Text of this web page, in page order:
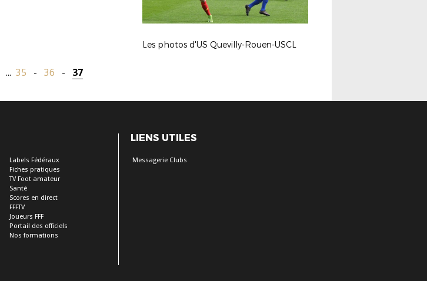
Les photos d'US Quevilly-Rouen-USCL
... 35 - 36 - 37
Labels Fédéraux
Fiches pratiques
TV Foot amateur
Santé
Scores en direct
FFFTV
Joueurs FFF
Portail des officiels
Nos formations
LIENS UTILES
Messagerie Clubs